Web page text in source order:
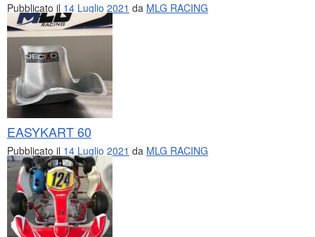
Pubblicato il 14 Luglio 2021 da MLG RACING
EASYKART 60
Pubblicato il 14 Luglio 2021 da MLG RACING